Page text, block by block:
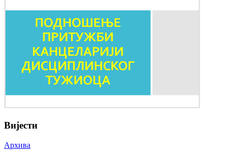
Вијести
Архива